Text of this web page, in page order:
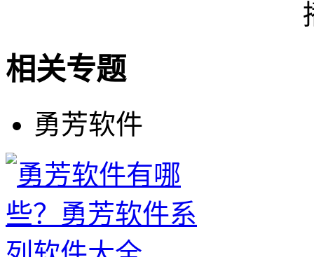
相关专题
勇芳软件